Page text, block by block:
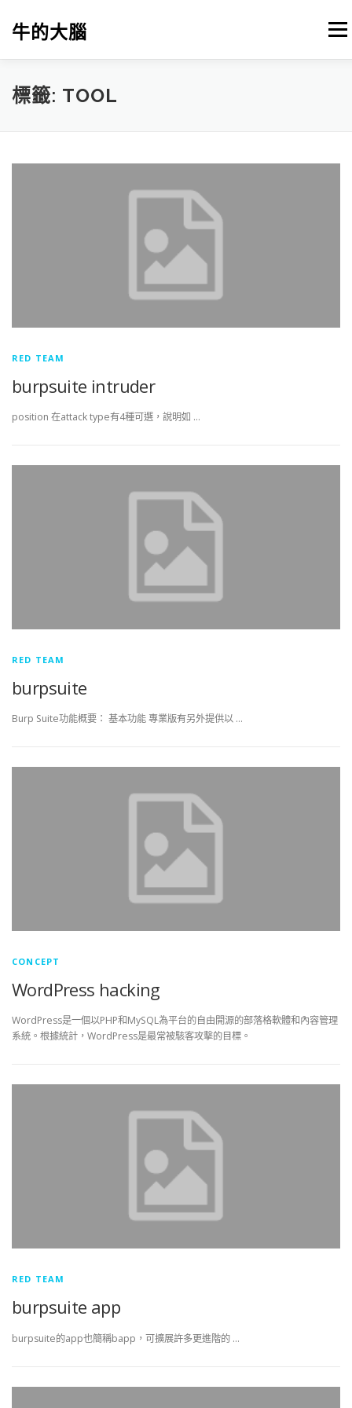
牛的大腦 選單
我的筆記 出版
標籤: TOOL
RED TEAM
burpsuite intruder
position 在attack type有4種可選，說明如 …
RED TEAM
burpsuite
Burp Suite功能概要： 基本功能 專業版有另外提供以 …
CONCEPT
WordPress hacking
WordPress是一個以PHP和MySQL為平台的自由開源的部落格軟體和內容管理
系統。根據統計，WordPress是最常被駭客攻擊的目標。
RED TEAM
burpsuite app
burpsuite的app也簡稱bapp，可擴展許多更進階的 …